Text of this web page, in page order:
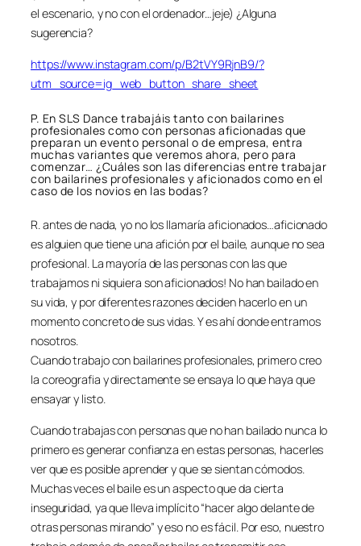
el escenario, y no con el ordenador…jeje) ¿Alguna
sugerencia?
https://www.instagram.com/p/B2tVY9RjnB9/?
utm_source=ig_web_button_share_sheet
P. En SLS Dance trabajáis tanto con bailarines
profesionales como con personas aficionadas que
preparan un evento personal o de empresa, entra
muchas variantes que veremos ahora, pero para
comenzar… ¿Cuáles son las diferencias entre trabajar
con bailarines profesionales y aficionados como en el
caso de los novios en las bodas?
R. antes de nada, yo no los llamaría aficionados…aficionado
es alguien que tiene una afición por el baile, aunque no sea
profesional. La mayoría de las personas con las que
trabajamos ni siquiera son aficionados! No han bailado en
su vida, y por diferentes razones deciden hacerlo en un
momento concreto de sus vidas. Y es ahí donde entramos
nosotros.
Cuando trabajo con bailarines profesionales, primero creo
la coreografia y directamente se ensaya lo que haya que
ensayar y listo.
Cuando trabajas con personas que no han bailado nunca lo
primero es generar confianza en estas personas, hacerles
ver que es posible aprender y que se sientan cómodos.
Muchas veces el baile es un aspecto que da cierta
inseguridad, ya que lleva implícito “hacer algo delante de
otras personas mirando” y eso no es fácil. Por eso, nuestro